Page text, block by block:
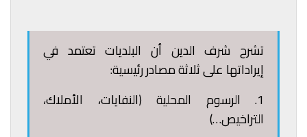
تشرح شرف الدين أن البلديات تعتمد في
إيراداتها على ثلاثة مصادر رئيسية:
1. الرسوم المحلية (النفايات، الأملاك،
التراخيص…)